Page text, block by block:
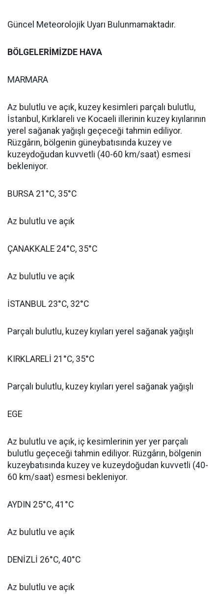
Güncel Meteorolojik Uyarı Bulunmamaktadır.
BÖLGELERİMİZDE HAVA
MARMARA
Az bulutlu ve açık, kuzey kesimleri parçalı bulutlu,
İstanbul, Kırklareli ve Kocaeli illerinin kuzey kıyılarının
yerel sağanak yağışlı geçeceği tahmin ediliyor.
Rüzgârın, bölgenin güneybatısında kuzey ve
kuzeydoğudan kuvvetli (40-60 km/saat) esmesi
bekleniyor.
BURSA 21°C, 35°C
Az bulutlu ve açık
ÇANAKKALE 24°C, 35°C
Az bulutlu ve açık
İSTANBUL 23°C, 32°C
Parçalı bulutlu, kuzey kıyıları yerel sağanak yağışlı
KIRKLARELİ 21°C, 35°C
Parçalı bulutlu, kuzey kıyıları yerel sağanak yağışlı
EGE
Az bulutlu ve açık, iç kesimlerinin yer yer parçalı
bulutlu geçeceği tahmin ediliyor. Rüzgârın, bölgenin
kuzeybatısında kuzey ve kuzeydoğudan kuvvetli (40-
60 km/saat) esmesi bekleniyor.
AYDIN 25°C, 41°C
Az bulutlu ve açık
DENİZLİ 26°C, 40°C
Az bulutlu ve açık